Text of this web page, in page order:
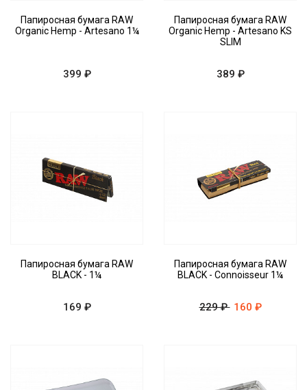
Папиросная бумага RAW
Organic Hemp - Artesano 1¼
399 ₽
Папиросная бумага RAW
Organic Hemp - Artesano KS
SLIM
389 ₽
Папиросная бумага RAW
BLACK - 1¼
169 ₽
Папиросная бумага RAW
BLACK - Connoisseur 1¼
229 ₽ 160 ₽